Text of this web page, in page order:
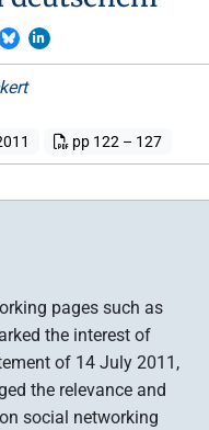
pp 122 – 127
pages such as
the interest of
of 14 July 2011,
the relevance and
social networking